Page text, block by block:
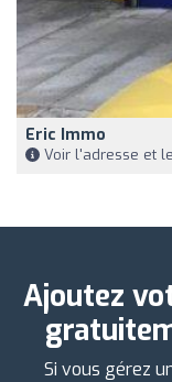
Eric Immo
Voir l'adresse et
Ajoutez
Si vous gérez